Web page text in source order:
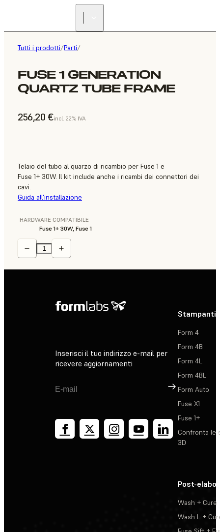
Tutti i prodotti/Parti/
FUSE 1 GENERATION
QUARTZ TUBE FRAME
256,20 €incl. 22% IVA
Telaio del tubo al quarzo di ricambio per Fuse 1 e
Fuse 1+ 30W. Il kit include anche i ricambi dei connettori dei
cavi.
Guida all'installazione
HARDWARE COMPATIBILE
Fuse 1+ 30W, Fuse 1
Inserisci il tuo indirizzo e-mail per
ricevere aggiornamenti
Registrati
Stampanti
Form 4
Form 4B
Form 4L
Form 4BL
Form Auto
Fuse X1
Fuse 1+
Confronta le
3D
Post-
Wash + Cure
Wash L +